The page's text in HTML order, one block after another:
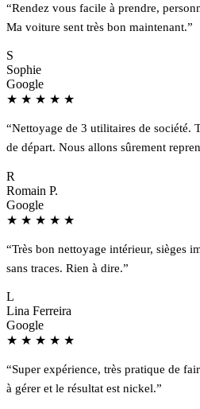
“Rendez vous facile à prendre,
Ma voiture sent très bon maintenant.”
S
Sophie
Google
★ ★ ★ ★ ★
“Nettoyage de 3 utilitaires de société.
de départ. Nous allons sûrement
R
Romain P.
Google
★ ★ ★ ★ ★
“Très bon nettoyage intérieur, sièges
sans traces. Rien à dire.”
L
Lina Ferreira
Google
★ ★ ★ ★ ★
“Super expérience, très pratique de
à gérer et le résultat est nickel.”